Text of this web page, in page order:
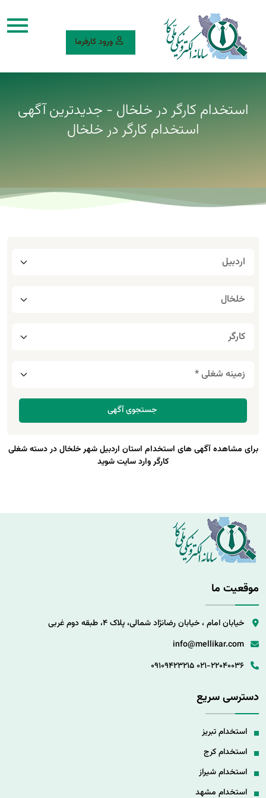
ورود کارفرما
استخدام کارگر در خلخال - جدیدترین آگهی
استخدام کارگر در خلخال
برای مشاهده آگهی های استخدام استان اردبیل شهر خلخال در دسته شغلی
کارگر وارد سایت شوید
موقعیت ما
خیابان امام ، خیابان رضانژاد شمالی، پلاک 4، طبقه دوم غربی
info@mellikar.com
021-22040036
09109423215
دسترسی سریع
استخدام تبریز
استخدام کرج
استخدام شیراز
استخدام مشهد